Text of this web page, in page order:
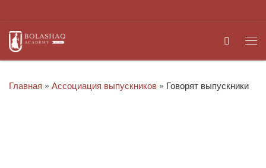
Search
Главная » Ассоциация выпускников » Говорят выпускники